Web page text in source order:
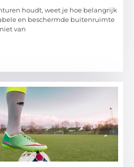
houdt, weet je hoe belangrijk
en beschermde buitenruimte
van